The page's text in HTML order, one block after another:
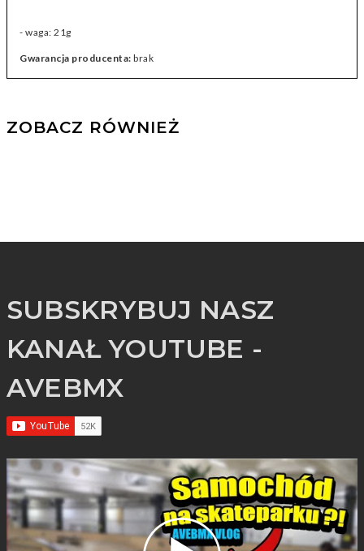
- waga: 21g
Gwarancja producenta: brak
ZOBACZ RÓWNIEŻ
SUBSKRYBUJ NASZ
KANAŁ YOUTUBE -
AVEBMX